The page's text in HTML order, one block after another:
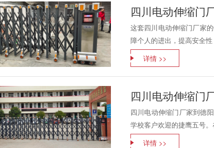
四川电动伸缩门
这套四川电动伸缩门厂家
障个人的进出，提高安全
详情 >>
四川电动伸缩门
四川电动伸缩门厂家到德
学校客户欢迎的捷鹰五号
详情 >>